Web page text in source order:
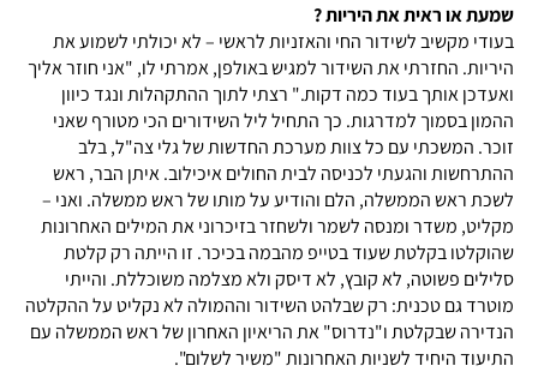
שמעת או ראית את היריות ?
בעודי מקשיב לשידור החי והאזניות לראשי – לא יכולתי לשמוע את
היריות. החזרתי את השידור למגיש באולפן, אמרתי לו, "אני חוזר אליך
ואעדכן אותך בעוד כמה דקות." רצתי לתוך ההתקהלות ונגד כיוון
ההמון בסמוך למדרגות. כך התחיל ליל השידורים הכי מטורף שאני
זוכר. המשכתי עם כל צוות מערכת החדשות של גלי צה"ל, בלב
ההתרחשות והגעתי לכניסה לבית החולים איכילוב. איתן הבר, ראש
לשכת ראש הממשלה, הלם והודיע על מותו של ראש ממשלה. ואני –
מקליט, משדר ומנסה לשמר ולשחזר בזיכרוני את המילים האחרונות
שהוקלטו בקלטת שעוד בטייפ מהבמה בכיכר. זו הייתה רק קלטת
סלילים פשוטה, לא קובץ, לא דיסק ולא מצלמה משוכללת. והייתי
מוטרד גם טכנית: רק שבלהט השידור וההמולה לא נקליט על ההקלטה
הנדירה שבקלטת ו"נדרוס" את הריאיון האחרון של ראש הממשלה עם
התיעוד היחיד לשניות האחרונות "משיר לשלום".